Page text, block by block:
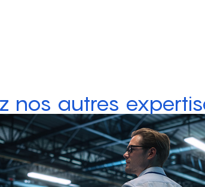
nos autres